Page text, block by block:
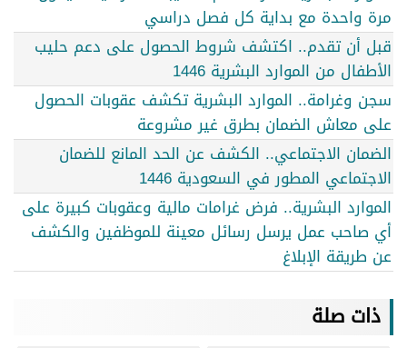
مرة واحدة مع بداية كل فصل دراسي
قبل أن تقدم.. اكتشف شروط الحصول على دعم حليب
الأطفال من الموارد البشرية 1446
سجن وغرامة.. الموارد البشرية تكشف عقوبات الحصول
على معاش الضمان بطرق غير مشروعة
الضمان الاجتماعي.. الكشف عن الحد المانع للضمان
الاجتماعي المطور في السعودية 1446
الموارد البشرية.. فرض غرامات مالية وعقوبات كبيرة على
أي صاحب عمل يرسل رسائل معينة للموظفين والكشف
عن طريقة الإبلاغ
ذات صلة